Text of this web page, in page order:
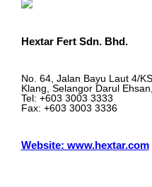
Hextar Fert Sdn. Bhd.
No. 64, Jalan Bayu Laut 4/
Klang, Selangor Darul
Tel: +603 3003 3333
Fax: +603 3003 3336
Website: www.hextar.com